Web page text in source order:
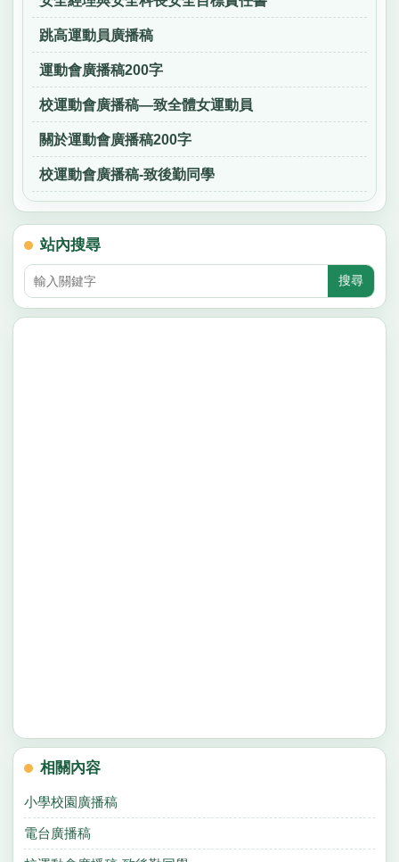
跳高運動員廣播稿
運動會廣播稿200字
校運動會廣播稿—致全體女運動員
關於運動會廣播稿200字
校運動會廣播稿-致後勤同學
站內搜尋
相關內容
小學校園廣播稿
電台廣播稿